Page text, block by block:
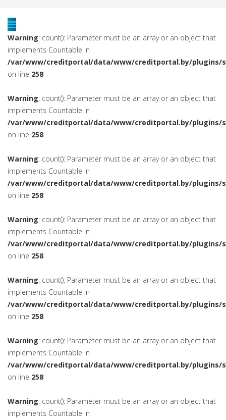
Warning: count(): Parameter must be an array or an object that
implements Countable in
/var/www/creditportal/data/www/creditportal.by/plugins/
on line 258
Warning: count(): Parameter must be an array or an object that
implements Countable in
/var/www/creditportal/data/www/creditportal.by/plugins/
on line 258
Warning: count(): Parameter must be an array or an object that
implements Countable in
/var/www/creditportal/data/www/creditportal.by/plugins/
on line 258
Warning: count(): Parameter must be an array or an object that
implements Countable in
/var/www/creditportal/data/www/creditportal.by/plugins/
on line 258
Warning: count(): Parameter must be an array or an object that
implements Countable in
/var/www/creditportal/data/www/creditportal.by/plugins/
on line 258
Warning: count(): Parameter must be an array or an object that
implements Countable in
/var/www/creditportal/data/www/creditportal.by/plugins/
on line 258
Warning: count(): Parameter must be an array or an object that
implements Countable in